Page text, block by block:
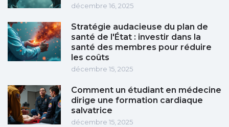
décembre 16, 2025
Stratégie audacieuse du plan de
santé de l'État : investir dans la
santé des membres pour réduire
les coûts
décembre 15, 2025
Comment un étudiant en médecine
dirige une formation cardiaque
salvatrice
décembre 15, 2025